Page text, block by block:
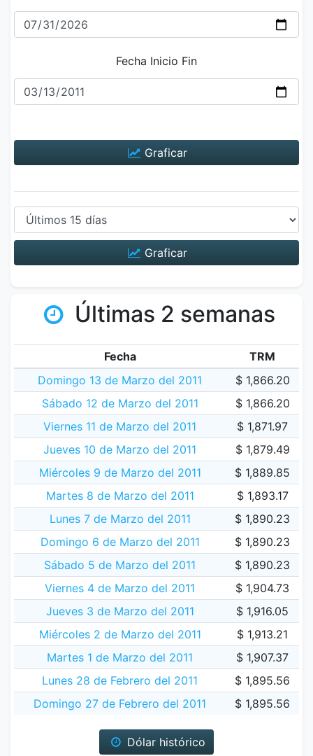
Fecha Inicio Fin
Graficar
Graficar
Últimas 2 semanas
Fecha
TRM
Domingo 13 de Marzo del 2011
$ 1,866.20
Sábado 12 de Marzo del 2011
$ 1,866.20
Viernes 11 de Marzo del 2011
$ 1,871.97
Jueves 10 de Marzo del 2011
$ 1,879.49
Miércoles 9 de Marzo del 2011
$ 1,889.85
Martes 8 de Marzo del 2011
$ 1,893.17
Lunes 7 de Marzo del 2011
$ 1,890.23
Domingo 6 de Marzo del 2011
$ 1,890.23
Sábado 5 de Marzo del 2011
$ 1,890.23
Viernes 4 de Marzo del 2011
$ 1,904.73
Jueves 3 de Marzo del 2011
$ 1,916.05
Miércoles 2 de Marzo del 2011
$ 1,913.21
Martes 1 de Marzo del 2011
$ 1,907.37
Lunes 28 de Febrero del 2011
$ 1,895.56
Domingo 27 de Febrero del 2011
$ 1,895.56
Dólar histórico